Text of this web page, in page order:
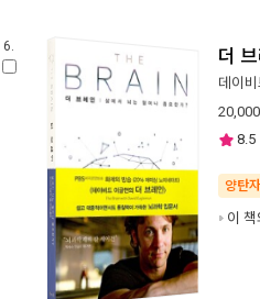
6. 더
데이
20,000
8.5
양탄
이